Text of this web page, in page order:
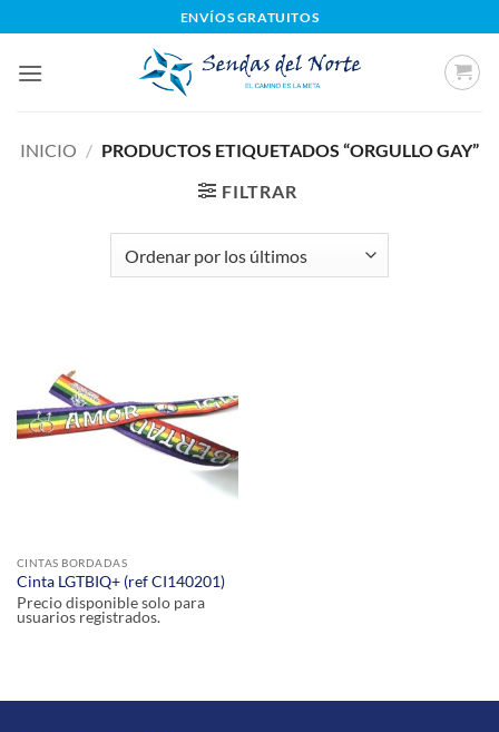
al
contenido
ENVÍOS GRATUITOS
INICIO / PRODUCTOS ETIQUETADOS “ORGULLO GAY”
FILTRAR
CINTAS BORDADAS
Cinta LGTBIQ+ (ref CI140201)
Precio disponible solo para
usuarios registrados.